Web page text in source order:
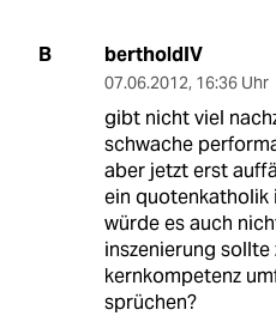
B bertholdIV
07.06.2012, 16:36 Uhr
gibt nicht viel
schwache
aber jetzt erst
ein quotenkatholik
würde es auch
inszenierung
kernkompetenz
sprüchen?